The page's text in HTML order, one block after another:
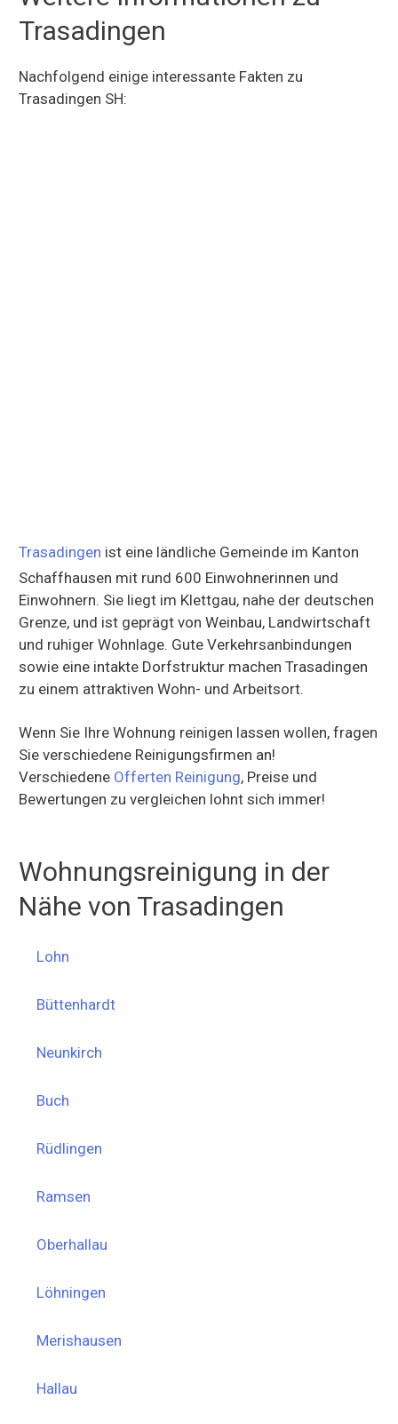
Trasadingen
Nachfolgend einige interessante Fakten zu
Trasadingen SH:
Trasadingen ist eine ländliche Gemeinde im Kanton
Schaffhausen mit rund 600 Einwohnerinnen und
Einwohnern. Sie liegt im Klettgau, nahe der deutschen
Grenze, und ist geprägt von Weinbau, Landwirtschaft
und ruhiger Wohnlage. Gute Verkehrsanbindungen
sowie eine intakte Dorfstruktur machen Trasadingen
zu einem attraktiven Wohn- und Arbeitsort.
Wenn Sie Ihre Wohnung reinigen lassen wollen, fragen
Sie verschiedene Reinigungsfirmen an!
Verschiedene Offerten Reinigung, Preise und
Bewertungen zu vergleichen lohnt sich immer!
Wohnungsreinigung in der
Nähe von Trasadingen
Lohn
Büttenhardt
Neunkirch
Buch
Rüdlingen
Ramsen
Oberhallau
Löhningen
Merishausen
Hallau